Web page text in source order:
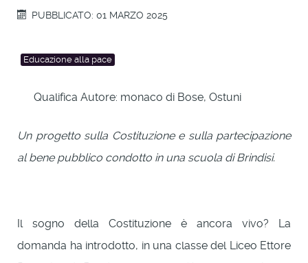
PUBBLICATO: 01 MARZO 2025
Educazione alla pace
Qualifica Autore: monaco di Bose, Ostuni
Un progetto sulla Costituzione e sulla partecipazione
al bene pubblico condotto in una scuola di Brindisi.
Il sogno della Costituzione è ancora vivo? La
domanda ha introdotto, in una classe del Liceo Ettore